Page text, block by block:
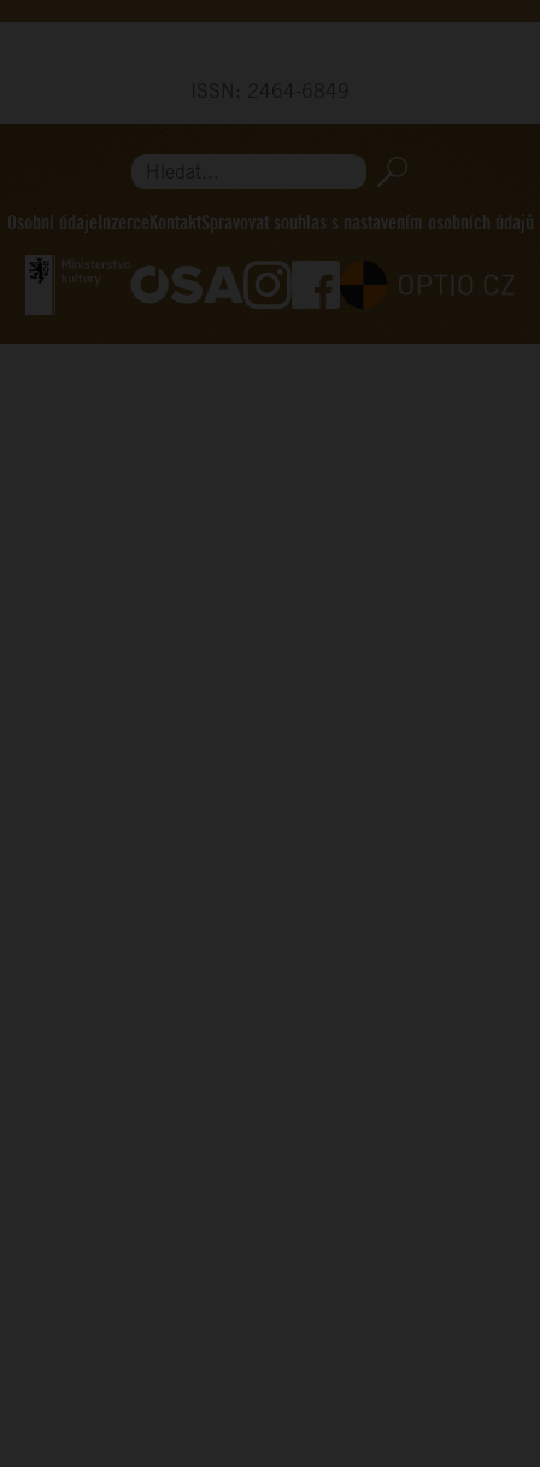
Hledat...
Osobní údaje Inzerce KontaktSpravovat souhlas s nastavením osobních údajů